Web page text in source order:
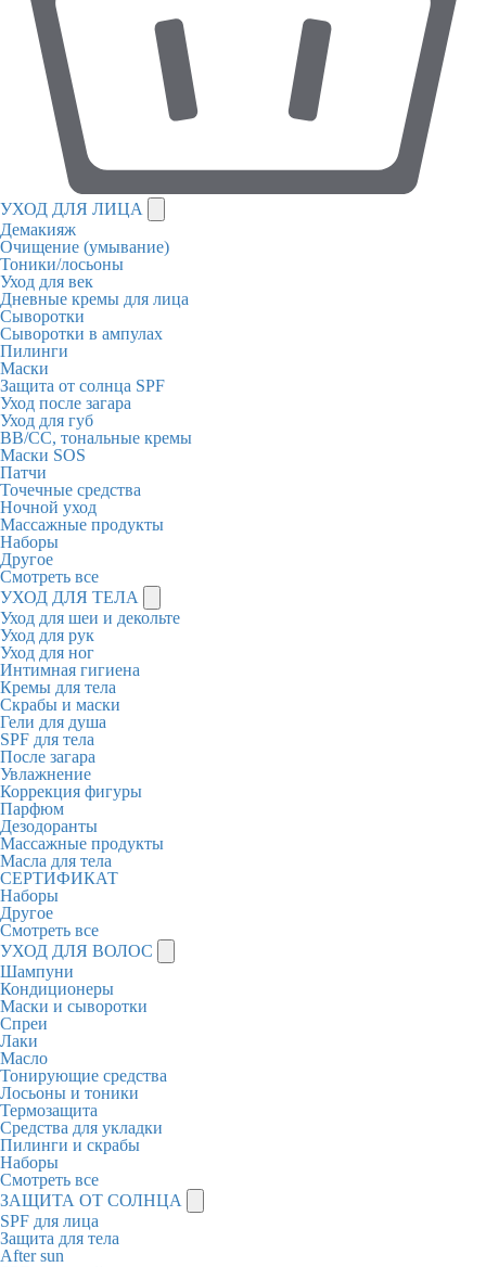
УХОД ДЛЯ ЛИЦА
Демакияж
Очищение (умывание)
Тоники/лосьоны
Уход для век
Дневные кремы для лица
Сыворотки
Сыворотки в ампулах
Пилинги
Маски
Защита от солнца SPF
Уход после загара
Уход для губ
BB/CC, тональные кремы
Маски SOS
Патчи
Точечные средства
Ночной уход
Массажные продукты
Наборы
Другое
Смотреть все
УХОД ДЛЯ ТЕЛА
Уход для шеи и декольте
Уход для рук
Уход для ног
Интимная гигиена
Кремы для тела
Скрабы и маски
Гели для душа
SPF для тела
После загара
Увлажнение
Коррекция фигуры
Парфюм
Дезодоранты
Массажные продукты
Масла для тела
СЕРТИФИКАТ
Наборы
Другое
Смотреть все
УХОД ДЛЯ ВОЛОС
Шампуни
Кондиционеры
Маски и сыворотки
Спреи
Лаки
Масло
Тонирующие средства
Лосьоны и тоники
Термозащита
Средства для укладки
Пилинги и скрабы
Наборы
Смотреть все
ЗАЩИТА ОТ СОЛНЦА
SPF для лица
Защита для тела
After sun